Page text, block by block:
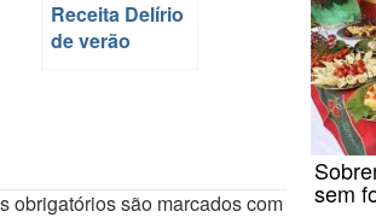
Receita Delírio
de verão
obrigatórios são marcados com
sem